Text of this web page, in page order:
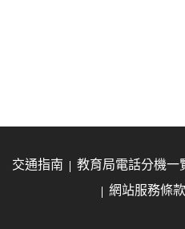
交通指南 教育局電話分機一
網站服務條款